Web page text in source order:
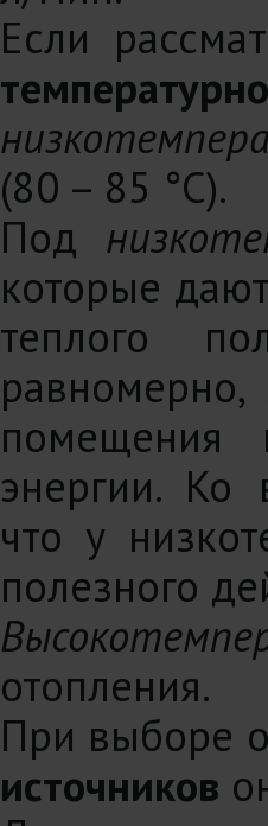
Если
(80 – 85 °С).
Под
которые
теплого
равномерно,
помещения
энергии. Ко
что у
полезного
отопления.
При выборе
источников